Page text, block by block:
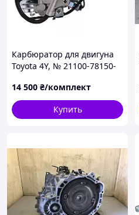
Карбюратор для двигуна
Toyota 4Y, № 21100-78150-
78157-71, 211007815071,
211007815371, 21100781
14 500 ₴/комплект
Купить